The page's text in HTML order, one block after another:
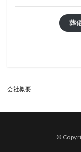
葬
会社概要
©